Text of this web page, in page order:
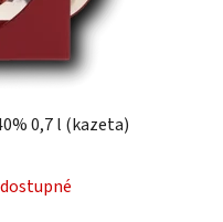
0,7 l (kazeta)